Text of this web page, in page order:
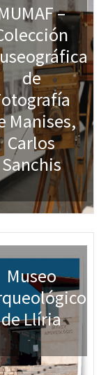
–
de
Manises,
Carlos
Sanchis
Museo
de Llíria